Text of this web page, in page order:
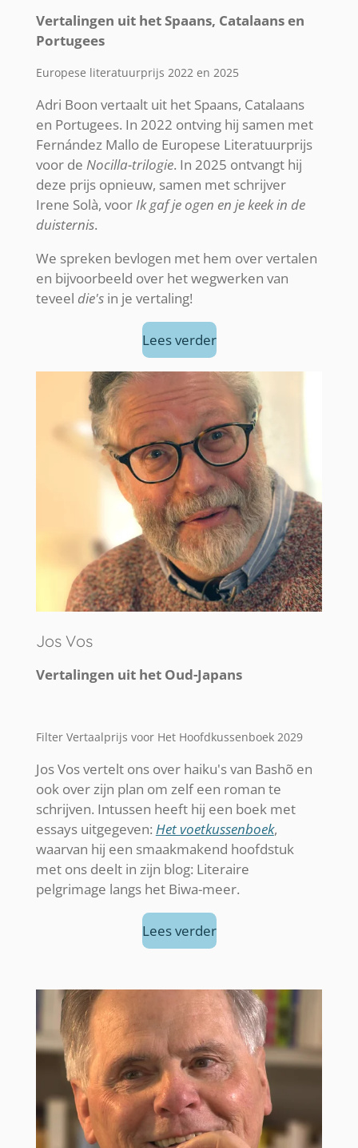
Vertalingen uit het Spaans, Catalaans en
Portugees
Europese literatuurprijs 2022 en 2025
Adri Boon vertaalt uit het Spaans, Catalaans
en Portugees. In 2022 ontving hij samen met
Fernández Mallo de Europese Literatuurprijs
voor de Nocilla-trilogie. In 2025 ontvangt hij
deze prijs opnieuw, samen met schrijver
Irene Solà, voorIk gaf je ogen en je keek in de
duisternis.
We spreken bevlogen met hem over vertalen
en bijvoorbeeld over het wegwerken van
teveel die's in je vertaling!
Lees verder
Jos Vos
Vertalingen uit het Oud-Japans
Filter Vertaalprijs voor Het Hoofdkussenboek 2029
Jos Vos vertelt ons over haiku's van Bashõ en
ook over zijn plan om zelf een roman te
schrijven. Intussen heeft hij een boek met
essays uitgegeven: Het voetkussenboek,
waarvan hij een smaakmakend hoofdstuk
met ons deelt in zijn blog: Literaire
pelgrimage langs het Biwa-meer.
Lees verder